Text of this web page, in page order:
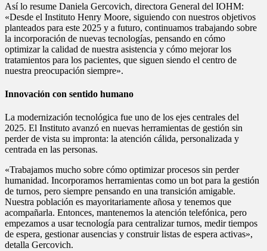
Así lo resume Daniela Gercovich, directora General del IOHM:
«Desde el Instituto Henry Moore, siguiendo con nuestros objetivos
planteados para este 2025 y a futuro, continuamos trabajando sobre
la incorporación de nuevas tecnologías, pensando en cómo
optimizar la calidad de nuestra asistencia y cómo mejorar los
tratamientos para los pacientes, que siguen siendo el centro de
nuestra preocupación siempre».
Innovación con sentido humano
La modernización tecnológica fue uno de los ejes centrales del
2025. El Instituto avanzó en nuevas herramientas de gestión sin
perder de vista su impronta: la atención cálida, personalizada y
centrada en las personas.
«Trabajamos mucho sobre cómo optimizar procesos sin perder
humanidad. Incorporamos herramientas como un bot para la gestión
de turnos, pero siempre pensando en una transición amigable.
Nuestra población es mayoritariamente añosa y tenemos que
acompañarla. Entonces, mantenemos la atención telefónica, pero
empezamos a usar tecnología para centralizar turnos, medir tiempos
de espera, gestionar ausencias y construir listas de espera activas»,
detalla Gercovich.